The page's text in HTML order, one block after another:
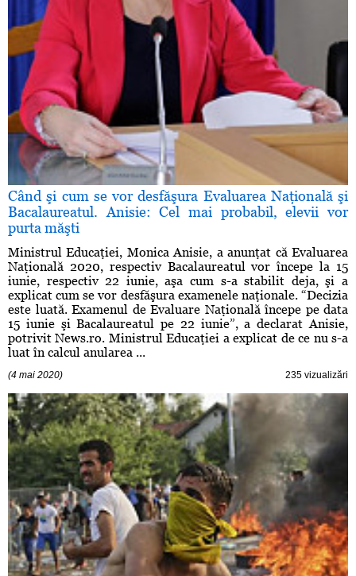
Când şi cum se vor desfăşura Evaluarea Naţională şi
Bacalaureatul. Anisie: Cel mai probabil, elevii vor
purta măşti
Ministrul Educaţiei, Monica Anisie, a anunţat că Evaluarea
Naţională 2020, respectiv Bacalaureatul vor începe la 15
iunie, respectiv 22 iunie, aşa cum s-a stabilit deja, şi a
explicat cum se vor desfăşura examenele naţionale. “Decizia
este luată. Examenul de Evaluare Naţională începe pe data
15 iunie şi Bacalaureatul pe 22 iunie”, a declarat Anisie,
potrivit News.ro. Ministrul Educaţiei a explicat de ce nu s-a
luat în calcul anularea ...
(4 mai 2020) 235 vizualizări